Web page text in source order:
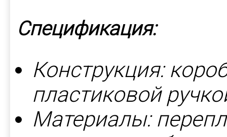
Спецификация:
Конструкция:
пластиковой
Материалы: